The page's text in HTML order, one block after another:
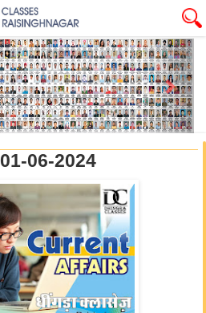
Next
06-2024